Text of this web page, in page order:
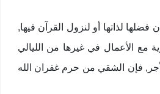
لذاتها أو لنزول القرآن فيها,
مع الأعمال في غيرها من الليالي
فإن الشقي من حرم غفران الله